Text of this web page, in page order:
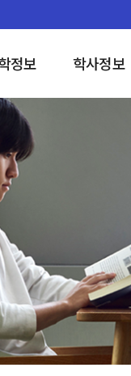
정보 학사정보